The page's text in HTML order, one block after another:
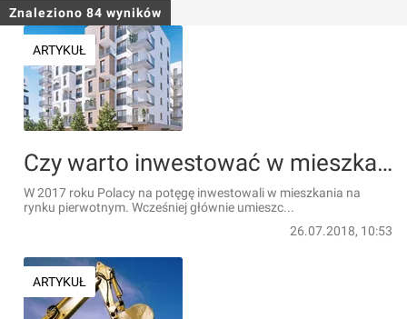
Znaleziono 84 wyników
ARTYKUŁ
Czy warto inwestować w mieszkania z rynku pierwotnego?
W 2017 roku Polacy na potęgę inwestowali w mieszkania na
rynku pierwotnym. Wcześniej głównie umieszc...
26.07.2018, 10:53
ARTYKUŁ